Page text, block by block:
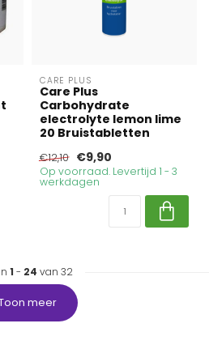
CARE PLUS
Care Plus
Carbohydrate
electrolyte lemon lime
20 Bruistabletten
€12,10 €9,90
Op voorraad. Levertijd 1 - 3
werkdagen
1 - 24 van 32
meer